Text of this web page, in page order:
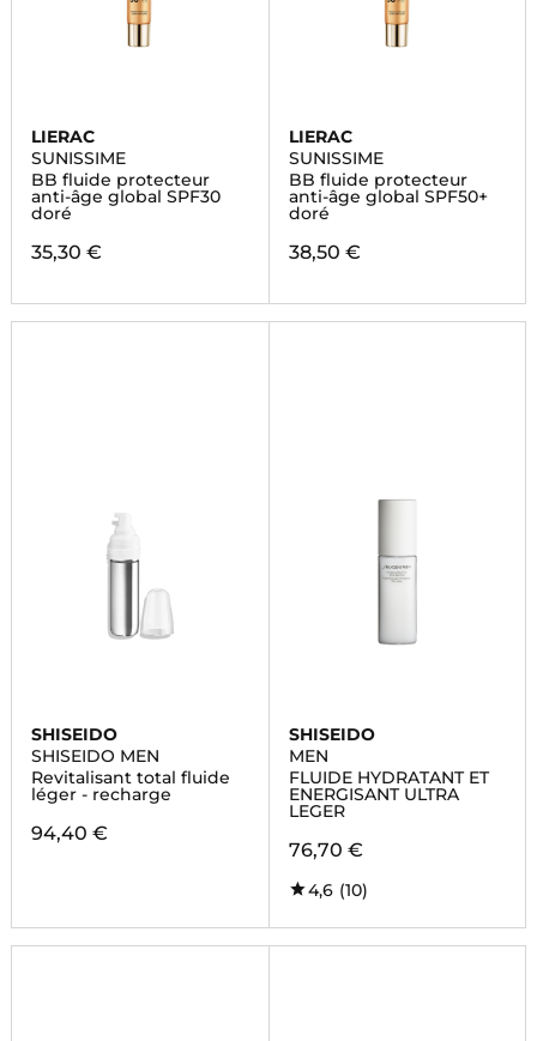
LIERAC
SUNISSIME
BB fluide protecteur
anti-âge global SPF30
doré
35,30 €
LIERAC
SUNISSIME
BB fluide protecteur
anti-âge global SPF50+
doré
38,50 €
SHISEIDO
SHISEIDO MEN
Revitalisant total fluide
léger - recharge
94,40 €
SHISEIDO
MEN
FLUIDE HYDRATANT ET
ENERGISANT ULTRA
LEGER
76,70 €
4,6 (10)